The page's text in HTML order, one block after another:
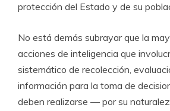
protección del Estado y de su
No está demás subrayar que la
acciones de inteligencia que
sistemático de recolección,
información para la toma de
deben realizarse — por su